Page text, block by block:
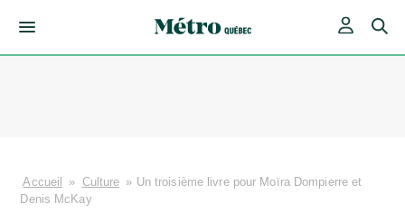
Accueil » Culture » Un troisième livre pour Moïra Dompierre et
Denis McKay